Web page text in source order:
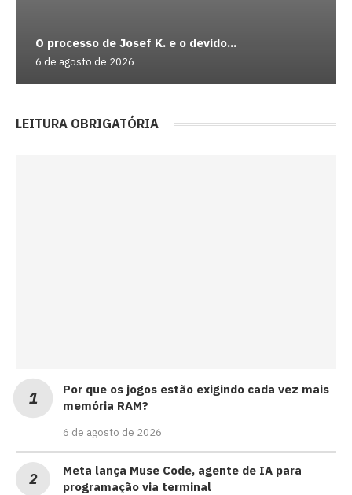
O processo de Josef K. e o devido...
6 de agosto de 2026
LEITURA OBRIGATÓRIA
Por que os jogos estão exigindo cada vez mais
memória RAM?
6 de agosto de 2026
Meta lança Muse Code, agente de IA para
programação via terminal